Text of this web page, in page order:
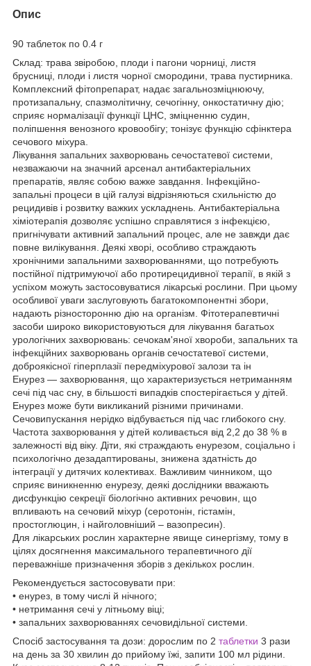
Опис
90 таблеток по 0.4 г
Склад: трава звіробою, плоди і пагони чорниці, листя
брусниці, плоди і листя чорної смородини, трава пустирника.
Комплексний фітопрепарат, надає загальнозміцнюючу,
протизапальну, спазмолітичну, сечогінну, онкостатичну дію;
сприяє нормалізації функції ЦНС, зміцненню судин,
поліпшення венозного кровообігу; тонізує функцію сфінктера
сечового міхура.
Лікування запальних захворювань сечостатевої системи,
незважаючи на значний арсенал антибактеріальних
препаратів, являє собою важке завдання. Інфекційно-
запальні процеси в цій галузі відрізняються схильністю до
рецидивів і розвитку важких ускладнень. Антибактеріальна
хіміотерапія дозволяє успішно справлятися з інфекцією,
пригнічувати активний запальний процес, але не завжди дає
повне вилікування. Деякі хворі, особливо страждають
хронічними запальними захворюваннями, що потребують
постійної підтримуючої або протирецидивної терапії, в якій з
успіхом можуть застосовуватися лікарські рослини. При цьому
особливої уваги заслуговують багатокомпонентні збори,
надають різносторонню дію на організм. Фітотерапевтичні
засоби широко використовуються для лікування багатьох
урологічних захворювань: сечокам'яної хвороби, запальних та
інфекційних захворювань органів сечостатевої системи,
доброякісної гіперплазії передміхурової залози та ін
Енурез — захворювання, що характеризується нетриманням
сечі під час сну, в більшості випадків спостерігається у дітей.
Енурез може бути викликаний різними причинами.
Сечовипускання нерідко відбувається під час глибокого сну.
Частота захворювання у дітей коливається від 2,2 до 38 % в
залежності від віку. Діти, які страждають енурезом, соціально і
психологічно дезадаптированы, знижена здатність до
інтеграції у дитячих колективах. Важливим чинником, що
сприяє виникненню енурезу, деякі дослідники вважають
дисфункцію секреції біологічно активних речовин, що
впливають на сечовий міхур (серотонін, гістамін,
простоглюцин, і найголовніший – вазопресин).
Для лікарських рослин характерне явище синергізму, тому в
цілях досягнення максимального терапевтичного дії
переважніше призначення зборів з декількох рослин.
Рекомендується застосовувати при:
• енурез, в тому числі й нічного;
• нетримання сечі у літньому віці;
• запальних захворюваннях сечовидільної системи.
Спосіб застосування та дози: дорослим по 2 таблетки 3 рази
на день за 30 хвилин до прийому їжі, запити 100 мл рідини.